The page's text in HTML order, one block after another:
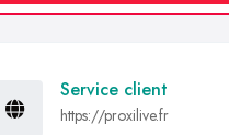
Service client
https://proxilive.fr